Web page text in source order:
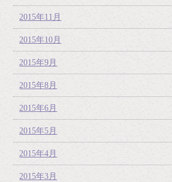
2015年11月
2015年10月
2015年9月
2015年8月
2015年6月
2015年5月
2015年4月
2015年3月